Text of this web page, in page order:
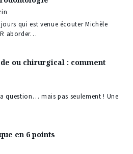
jours qui est venue écouter Michèle
aborder…
ou chirurgical : comment
question… mais pas seulement ! Une
en 6 points